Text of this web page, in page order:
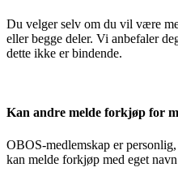
Du velger selv om du vil være
eller begge deler. Vi anbefaler
dette ikke er bindende.
Kan andre melde forkjøp for
OBOS-medlemskap er
kan melde forkjøp med eget